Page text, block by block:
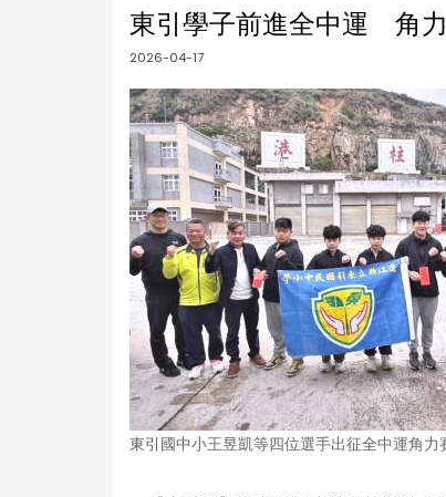
東引學子前進全中運 角
2026-04-17
東引國中小王昱凱等四位選手出征全中運角